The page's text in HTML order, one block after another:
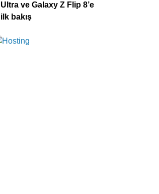
Ultra ve Galaxy Z Flip 8’e
ilk bakış